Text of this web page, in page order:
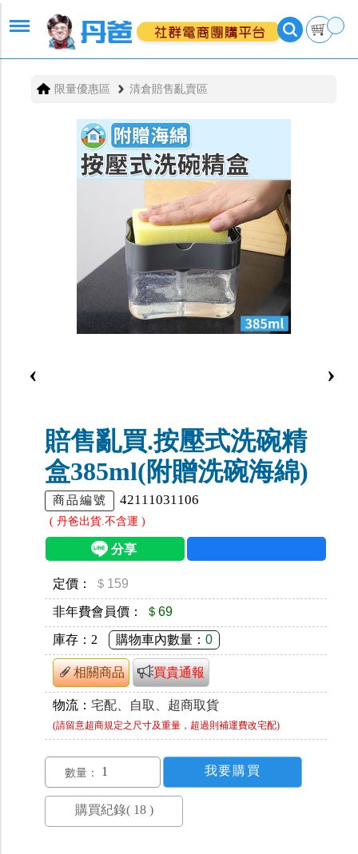
限量優惠區 清倉賠售亂賣區
‹ ›
賠售亂買.按壓式洗碗精
盒385ml(附贈洗碗海綿)
商品編號 42111031106
( 丹爸出貨.不含運 )
定價： ＄159
非年費會員價： ＄69
庫存： 2 購物車內數量： 0
相關商品 買貴通報
物流： 宅配、自取、超商取貨
(請留意超商規定之尺寸及重量，超過則補運費改宅配)
數量：